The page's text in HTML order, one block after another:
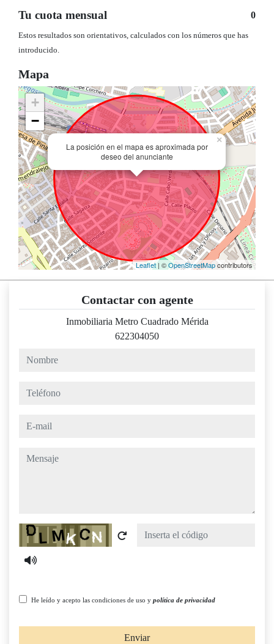
Tu cuota mensual 0
Estos resultados son orientativos, calculados con los números que has
introducido.
Mapa
La posición en el mapa es aproximada por
deseo del anunciante
×
+
−
Leaflet| ©OpenStreetMapcontributors
Contactar con agente
Inmobiliaria Metro Cuadrado Mérida
622304050
nombre
teléfono
e-mail
mensaje
Captcha
He leído y acepto las condiciones de uso y política de privacidad
Enviar